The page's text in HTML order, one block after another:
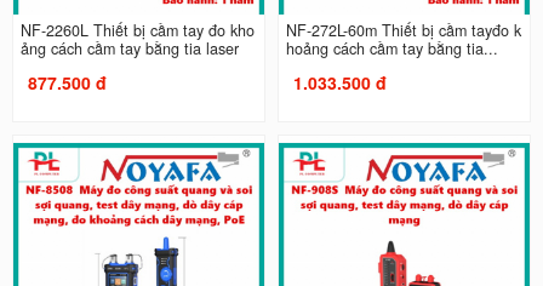
NF-2260L Thiết bị cầm tay đo kho
ảng cách cầm tay bằng tia laser
877.500 đ
NF-272L-60m Thiết bị cầm tayđo k
hoảng cách cầm tay bằng tia...
1.033.500 đ